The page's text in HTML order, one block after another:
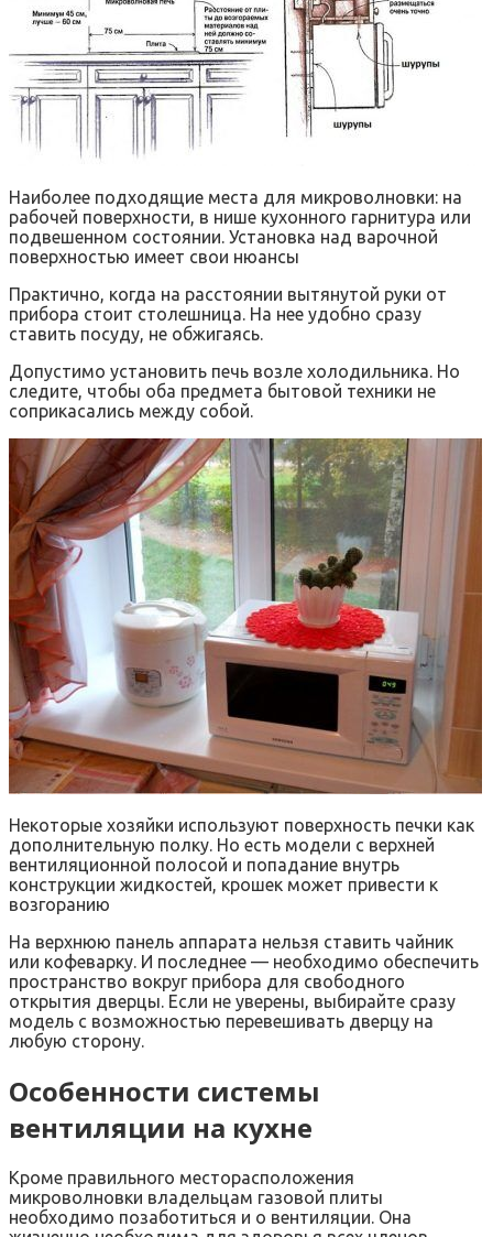
Наиболее подходящие места для микроволновки: на
рабочей поверхности, в нише кухонного гарнитура или
подвешенном состоянии. Установка над варочной
поверхностью имеет свои нюансы
Практично, когда на расстоянии вытянутой руки от
прибора стоит столешница. На нее удобно сразу
ставить посуду, не обжигаясь.
Допустимо установить печь возле холодильника. Но
следите, чтобы оба предмета бытовой техники не
соприкасались между собой.
Некоторые хозяйки используют поверхность печки как
дополнительную полку. Но есть модели с верхней
вентиляционной полосой и попадание внутрь
конструкции жидкостей, крошек может привести к
возгоранию
На верхнюю панель аппарата нельзя ставить чайник
или кофеварку. И последнее — необходимо обеспечить
пространство вокруг прибора для свободного
открытия дверцы. Если не уверены, выбирайте сразу
модель с возможностью перевешивать дверцу на
любую сторону.
Особенности системы
вентиляции на кухне
Кроме правильного месторасположения
микроволновки владельцам газовой плиты
необходимо позаботиться и о вентиляции. Она